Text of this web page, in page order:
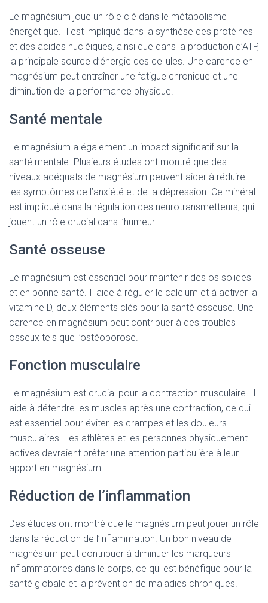
Le magnésium joue un rôle clé dans le métabolisme
énergétique. Il est impliqué dans la synthèse des protéines
et des acides nucléiques, ainsi que dans la production d’ATP,
la principale source d’énergie des cellules. Une carence en
magnésium peut entraîner une fatigue chronique et une
diminution de la performance physique.
Santé mentale
Le magnésium a également un impact significatif sur la
santé mentale. Plusieurs études ont montré que des
niveaux adéquats de magnésium peuvent aider à réduire
les symptômes de l’anxiété et de la dépression. Ce minéral
est impliqué dans la régulation des neurotransmetteurs, qui
jouent un rôle crucial dans l’humeur.
Santé osseuse
Le magnésium est essentiel pour maintenir des os solides
et en bonne santé. Il aide à réguler le calcium et à activer la
vitamine D, deux éléments clés pour la santé osseuse. Une
carence en magnésium peut contribuer à des troubles
osseux tels que l’ostéoporose.
Fonction musculaire
Le magnésium est crucial pour la contraction musculaire. Il
aide à détendre les muscles après une contraction, ce qui
est essentiel pour éviter les crampes et les douleurs
musculaires. Les athlètes et les personnes physiquement
actives devraient prêter une attention particulière à leur
apport en magnésium.
Réduction de l’inflammation
Des études ont montré que le magnésium peut jouer un rôle
dans la réduction de l’inflammation. Un bon niveau de
magnésium peut contribuer à diminuer les marqueurs
inflammatoires dans le corps, ce qui est bénéfique pour la
santé globale et la prévention de maladies chroniques.